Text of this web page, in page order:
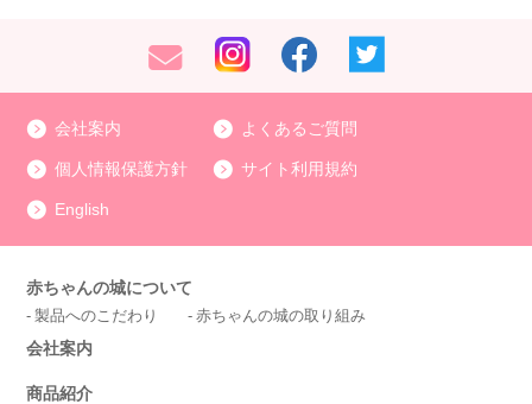
会社案内 よくあるご質問
個人情報保護方針 サイト利用規約
English
赤ちゃんの城について
製品へのこだわり 赤ちゃんの城の取り組み
会社案内
商品紹介